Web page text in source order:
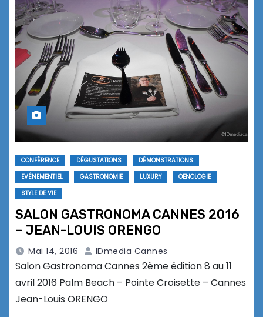
CONFÉRENCE DÉGUSTATIONS
DÉMONSTRATIONS
EVÉNEMENTIEL
GASTRONOMIE LUXURY
OENOLOGIE
STYLE DE VIE
SALON GASTRONOMA CANNES 2016
– JEAN-LOUIS ORENGO
Mai 14, 2016 IDmedia Cannes
Salon Gastronoma Cannes 2ème édition 8 au 11
avril 2016 Palm Beach – Pointe Croisette – Cannes
Jean-Louis ORENGO